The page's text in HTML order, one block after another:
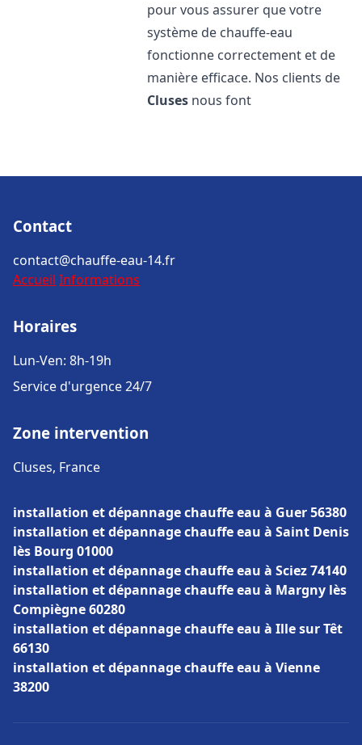
pour vous assurer que votre
système de chauffe-eau
fonctionne correctement et de
manière efficace. Nos clients de
Cluses nous font
Contact
contact@chauffe-eau-14.fr
Accueil Informations
Horaires
Lun-Ven: 8h-19h
Service d'urgence 24/7
Zone intervention
Cluses, France
installation et dépannage chauffe eau à Guer 56380
installation et dépannage chauffe eau à Saint Denis
lès Bourg 01000
installation et dépannage chauffe eau à Sciez 74140
installation et dépannage chauffe eau à Margny lès
Compiègne 60280
installation et dépannage chauffe eau à Ille sur Têt
66130
installation et dépannage chauffe eau à Vienne
38200